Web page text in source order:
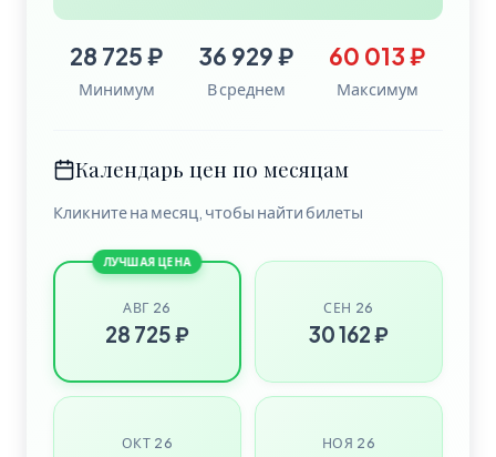
28 725 ₽
Минимум
36 929 ₽
В среднем
60 013 ₽
Максимум
Календарь цен по месяцам
Кликните на месяц, чтобы найти билеты
ЛУЧШАЯ ЦЕНА
АВГ 26
28 725 ₽
СЕН 26
30 162 ₽
ОКТ 26 НОЯ 26